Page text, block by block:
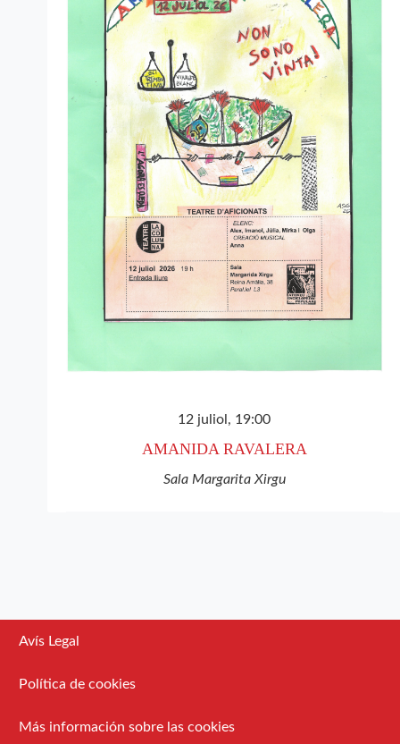
12 juliol, 19:00
AMANIDA RAVALERA
Sala Margarita Xirgu
Avís Legal
Política de cookies
Más información sobre las cookies